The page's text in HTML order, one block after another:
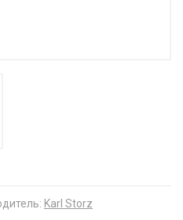
Karl Storz